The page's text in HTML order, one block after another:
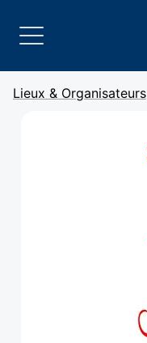
Lieux & Organisateurs